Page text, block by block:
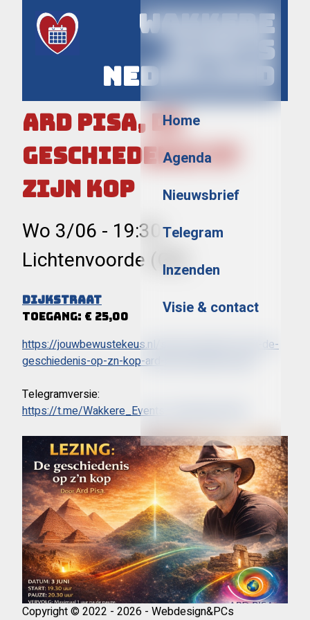
Wakkere
Events
Nederland
Menu
Home
Agenda
Nieuwsbrief
Telegram
Inzenden
Visie & contact
Ard Pisa, de
geschiedenis op
zijn kop
Wo 3/06 - 19:30
Lichtenvoorde (GE)
Dijkstraat
Toegang: € 25,00
https://jouwbewustekeus.nl/store/product/3-juni-de-
geschiedenis-op-zn-kop-ard-pisa-lichtenvoorde
Telegramversie:
https://t.me/Wakkere_Events_Gelderland/465
Copyright © 2022 - 2026 - Webdesign&PCs